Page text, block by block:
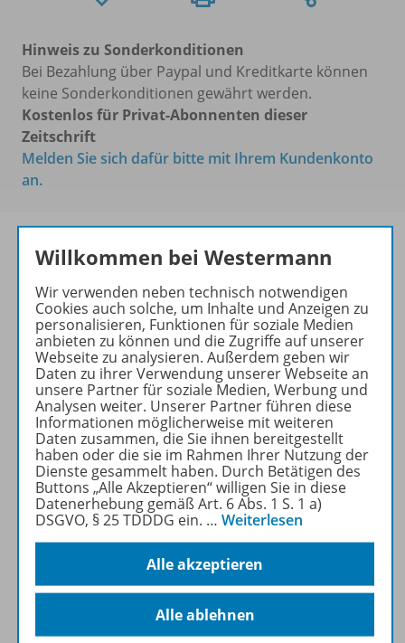
Hinweis zu Sonderkonditionen
Bei Bezahlung über Paypal und Kreditkarte können
keine Sonderkonditionen gewährt werden.
Kostenlos für Privat-Abonnenten dieser
Zeitschrift
Melden Sie sich dafür bitte mit Ihrem Kundenkonto
an.
Die führende Zeitschrift für
die Unterrichtspraxis!
Ihr Wegweiser zu den
wichtigsten Seiten von PRAXIS
GEOGRAPHIE:
zu den Abo-Angeboten
zum Zeitschriftenkiosk
zum Online-Archiv
Mehr zur Zeitschrift
Informationen
Willkommen bei Westermann
Wir verwenden neben technisch notwendigen
Cookies auch solche, um Inhalte und Anzeigen zu
personalisieren, Funktionen für soziale Medien
anbieten zu können und die Zugriffe auf unserer
Webseite zu analysieren. Außerdem geben wir
Daten zu ihrer Verwendung unserer Webseite an
unsere Partner für soziale Medien, Werbung und
Analysen weiter. Unserer Partner führen diese
Informationen möglicherweise mit weiteren
Daten zusammen, die Sie ihnen bereitgestellt
haben oder die sie im Rahmen Ihrer Nutzung der
Dienste gesammelt haben. Durch Betätigen des
Buttons „Alle Akzeptieren“ willigen Sie in diese
Datenerhebung gemäß Art. 6 Abs. 1 S. 1 a)
DSGVO, § 25 TDDDG ein. … Weiterlesen
Alle akzeptieren
Alle ablehnen